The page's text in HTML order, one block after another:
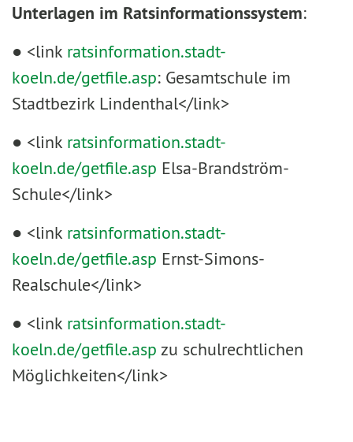
Unterlagen im Ratsinformationssystem:
● <link ratsinformation.stadt-
koeln.de/getfile.asp: Gesamtschule im
Stadtbezirk Lindenthal</link>
● <link ratsinformation.stadt-
koeln.de/getfile.asp Elsa-Brandström-
Schule</link>
● <link ratsinformation.stadt-
koeln.de/getfile.asp Ernst-Simons-
Realschule</link>
● <link ratsinformation.stadt-
koeln.de/getfile.asp zu schulrechtlichen
Möglichkeiten</link>